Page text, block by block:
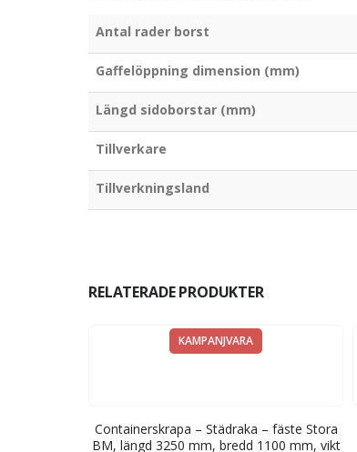
Antal rader borst
Gaffelöppning dimension (mm)
Längd sidoborstar (mm)
Tillverkare
Tillverkningsland
RELATERADE PRODUKTER
KAMPANJVARA
Containerskrapa – Städraka – fäste Stora
BM, längd 3250 mm, bredd 1100 mm, vikt